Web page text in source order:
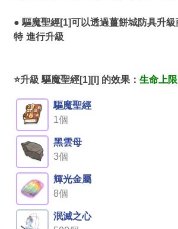
● 驅魔聖經[1]可以透過薑餅城防具升級
特 進行升級
⭐升級 驅魔聖經[1][I] 的效果： 生命上
驅魔聖經
1個
黑雲母
3個
輝光金屬
8個
泯滅之心